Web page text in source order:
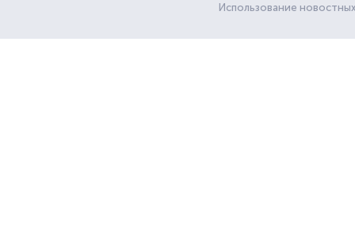
Использование